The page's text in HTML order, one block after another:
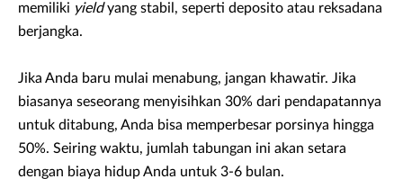
memiliki yieldyang stabil, seperti deposito atau reksadana
berjangka.
Jika Anda baru mulai menabung, jangan khawatir. Jika
biasanya seseorang menyisihkan 30% dari pendapatannya
untuk ditabung, Anda bisa memperbesar porsinya hingga
50%. Seiring waktu, jumlah tabungan ini akan setara
dengan biaya hidup Anda untuk 3-6 bulan.